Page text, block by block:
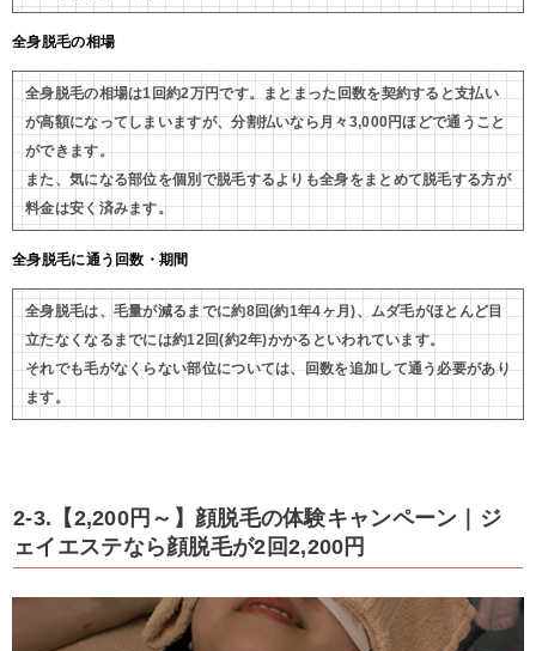
全身脱毛の相場
全身脱毛の相場は1回約2万円です。まとまった回数を契約すると支払い
が高額になってしまいますが、分割払いなら月々3,000円ほどで通うこと
ができます。
また、気になる部位を個別で脱毛するよりも全身をまとめて脱毛する方が
料金は安く済みます。
全身脱毛に通う回数・期間
全身脱毛は、毛量が減るまでに約8回(約1年4ヶ月)、ムダ毛がほとんど目
立たなくなるまでには約12回(約2年)かかるといわれています。
それでも毛がなくらない部位については、回数を追加して通う必要があり
ます。
2-3.【2,200円～】顔脱毛の体験キャンペーン｜ジ
ェイエステなら顔脱毛が2回2,200円